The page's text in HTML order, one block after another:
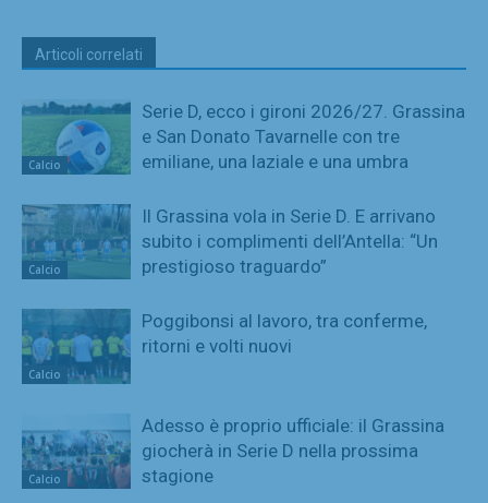
Articoli correlati
Calcio
Serie D, ecco i gironi 2026/27. Grassina
e San Donato Tavarnelle con tre
emiliane, una laziale e una umbra
Calcio
Il Grassina vola in Serie D. E arrivano
subito i complimenti dell’Antella: “Un
prestigioso traguardo”
Calcio
Poggibonsi al lavoro, tra conferme,
ritorni e volti nuovi
Calcio
Adesso è proprio ufficiale: il Grassina
giocherà in Serie D nella prossima
stagione